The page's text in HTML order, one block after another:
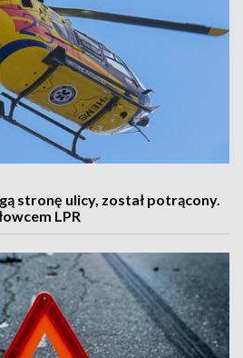
stronę ulicy, został potrącony.
LPR